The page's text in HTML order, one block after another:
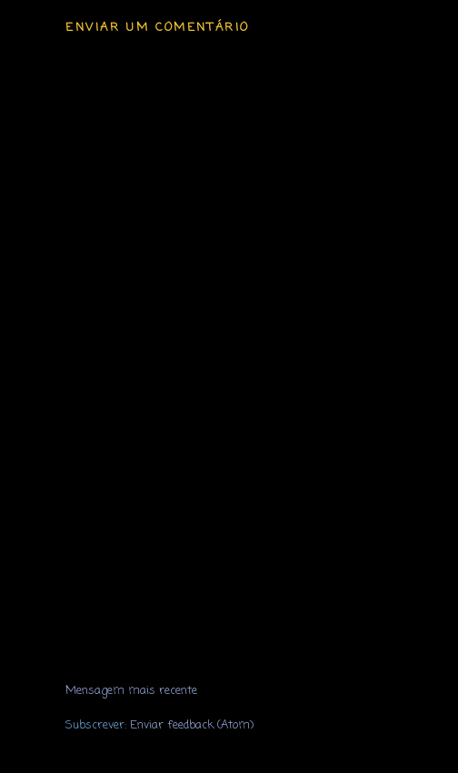
ENVIAR UM COMENTÁRIO
Mensagem mais recente
Subscrever: Enviar feedback (Atom)